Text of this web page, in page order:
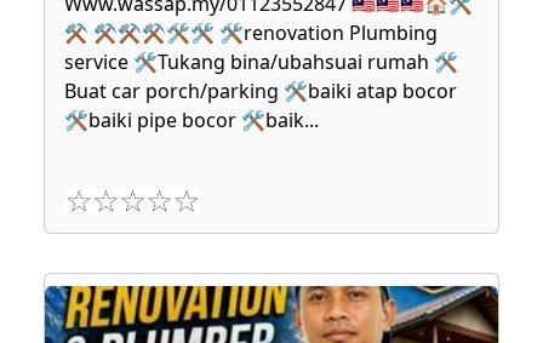
⚒ ⚒⚒⚒🛠🛠 🛠renovation Plumbing
service 🛠Tukang bina/ubahsuai rumah 🛠
Buat car porch/parking 🛠baiki atap bocor
🛠baiki pipe bocor 🛠baik...